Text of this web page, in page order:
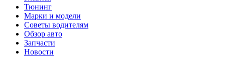
Тюнинг
Марки и модели
Советы водителям
Обзор авто
Запчасти
Новости